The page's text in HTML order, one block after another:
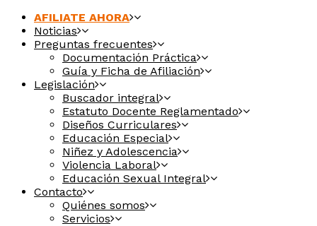
AFILIATE AHORA
Noticias
Preguntas frecuentes
Documentación Práctica
Guía y Ficha de Afiliación
Legislación
Buscador integral
Estatuto Docente Reglamentado
Diseños Curriculares
Educación Especial
Niñez y Adolescencia
Violencia Laboral
Educación Sexual Integral
Contacto
Quiénes somos
Servicios